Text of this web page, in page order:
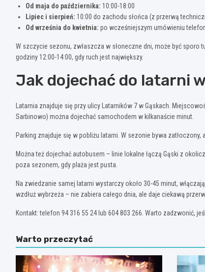
Od maja do października: 10:00-18:00
Lipiec i sierpień: 10:00 do zachodu słońca (z przerwą
Od września do kwietnia: po wcześniejszym umówieniu
W szczycie sezonu, zwłaszcza w słoneczne dni, może być
godziny 12:00-14:00, gdy ruch jest największy.
Jak dojechać do latarni
Latarnia znajduje się przy ulicy Latarników 7 w Gąskach.
Sarbinowo) można dojechać samochodem w kilkanaście minut.
Parking znajduje się w pobliżu latarni. W sezonie bywa
Można też dojechać autobusem – linie lokalne łączą Gąski z
poza sezonem, gdy plaża jest pusta.
Na zwiedzanie samej latarni wystarczy około 30-45 minut,
wzdłuż wybrzeża – nie zabiera całego dnia, ale daje ciekawą
Kontakt: telefon 94 316 55 24 lub 604 803 266. Warto zadzwonić,
Warto przeczytać